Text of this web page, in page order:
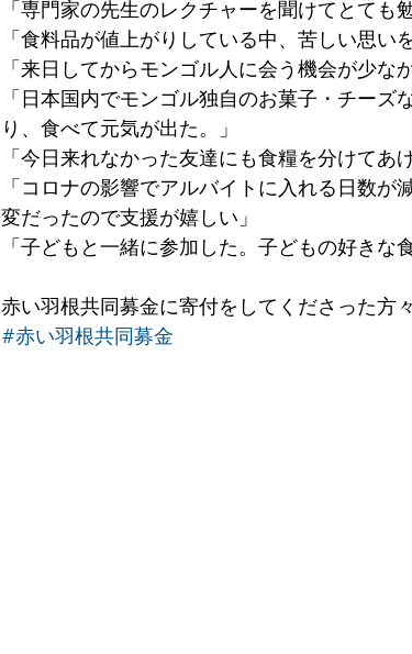
「専門家の先生のレクチャーを聞けてとても
「食料品が値上がりしている中、苦しい思
「来日してからモンゴル人に会う機会が少
「日本国内でモンゴル独自のお菓子・チー
り、食べて元気が出た。」
「今日来れなかった友達にも食糧を分けてあ
「コロナの影響でアルバイトに入れる日数
変だったので支援が嬉しい」
「子どもと一緒に参加した。子どもの好き
赤い羽根共同募金に寄付をしてくださった方
#赤い羽根共同募金